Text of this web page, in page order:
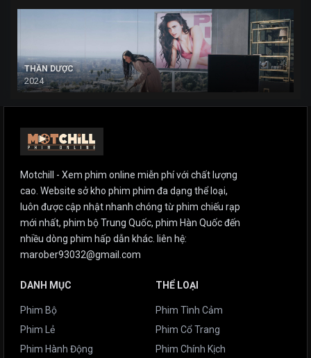
THẦN DƯỢC
2024
Motchill - Xem phim online miễn phí với chất lượng
cao. Website sở kho phim phim đa dạng thể loại,
luôn được cập nhật nhanh chóng từ phim chiếu rạp
mới nhất, phim bộ Trung Quốc, phim Hàn Quốc đến
nhiều dòng phim hấp dẫn khác. liên hệ:
marober93032@gmail.com
DANH MỤC
Phim Bộ
Phim Lẻ
Phim Hành Động
THỂ LOẠI
Phim Tình Cảm
Phim Cổ Trang
Phim Chính Kịch